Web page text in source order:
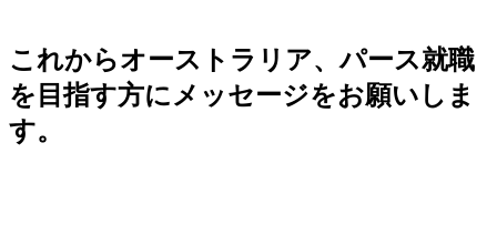
これからオーストラリア、パース就職
を目指す方にメッセージをお願いしま
す。